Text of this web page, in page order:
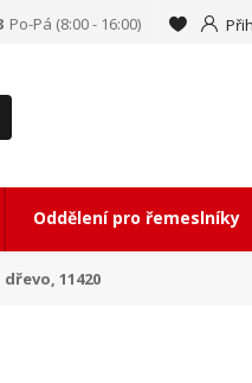
Po-Pá (8:00 - 16:00)
Oddělení pro řemeslníky
11420